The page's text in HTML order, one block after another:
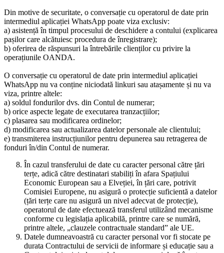
Din motive de securitate, o conversație cu operatorul de date prin
intermediul aplicației WhatsApp poate viza exclusiv:
a) asistență în timpul procesului de deschidere a contului (explicarea
pașilor care alcătuiesc procedura de înregistrare);
b) oferirea de răspunsuri la întrebările clienților cu privire la
operațiunile OANDA.
O conversație cu operatorul de date prin intermediul aplicației
WhatsApp nu va conține niciodată linkuri sau atașamente și nu va
viza, printre altele:
a) soldul fondurilor dvs. din Contul de numerar;
b) orice aspecte legate de executarea tranzacțiilor;
c) plasarea sau modificarea ordinelor;
d) modificarea sau actualizarea datelor personale ale clientului;
e) transmiterea instrucțiunilor pentru depunerea sau retragerea de
fonduri în/din Contul de numerar.
În cazul transferului de date cu caracter personal către țări
terțe, adică către destinatari stabiliți în afara Spațiului
Economic European sau a Elveției, în țări care, potrivit
Comisiei Europene, nu asigură o protecție suficientă a datelor
(țări terțe care nu asigură un nivel adecvat de protecție),
operatorul de date efectuează transferul utilizând mecanisme
conforme cu legislația aplicabilă, printre care se numără,
printre altele, „clauzele contractuale standard” ale UE.
Datele dumneavoastră cu caracter personal vor fi stocate pe
durata Contractului de servicii de informare și educație sau a